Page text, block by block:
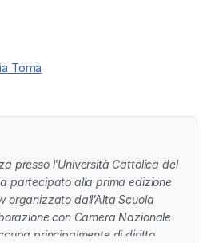
Toma
presso l'Università Cattolica del
partecipato alla prima edizione
organizzato dall’Alta Scuola
con Camera Nazionale
principalmente di diritto